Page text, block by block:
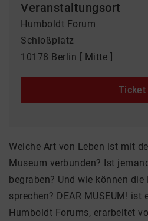
Veranstaltungsort
Humboldt Forum
Schloßplatz
10178 Berlin [ Mitte ]
Ticket
Welche Art von Leben ist mit
Museum verbunden? Ist
begraben? Und wie können
sprechen? DEAR MUSEUM!
Humboldt Forums, erarbeitet